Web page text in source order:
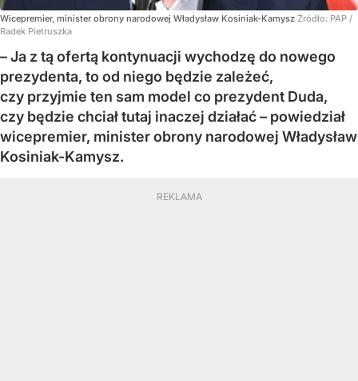
Wicepremier, minister obrony narodowej Władysław Kosiniak-Kamysz Źródło: PAP /
Radek Pietruszka
– Ja z tą ofertą kontynuacji wychodzę do nowego
prezydenta, to od niego będzie zależeć,
czy przyjmie ten sam model co prezydent Duda,
czy będzie chciał tutaj inaczej działać – powiedział
wicepremier, minister obrony narodowej Władysław
Kosiniak-Kamysz.